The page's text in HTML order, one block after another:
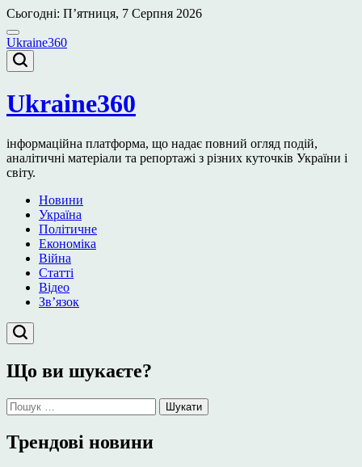
Перейти
до
вмісту
Сьогодні: П’ятниця, 7 Серпня 2026
Ukraine360
Ukraine360
інформаційна платформа, що надає повний огляд подій,
аналітичні матеріали та репортажі з різних куточків України і
світу.
Новини
Україна
Політичне
Економіка
Війна
Статті
Відео
Зв’язок
Що ви шукаєте?
Пошук:
Трендові новини